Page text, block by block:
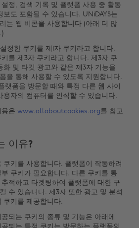
정, 검색 기록 및 플랫폼 사용 중 활동
보도 포함될 수 있습니다. UNiDAYS는
는 웹 비콘을 사용합니다 (아래 더 많
정한 쿠키를 제1자 쿠키라고 합니다.
를 제3자 쿠키라고 합니다. 제3자 쿠
화 및 타깃 광고와 같은 제3자 기능을
을 통해 사용할 수 있도록 지원합니다.
랫폼을 방문할 때와 특정 다른 웹 사이
용자의 컴퓨터를 인식할 수 있습니다.
은 www.allaboutcookies.org를 참고
이유?
쿠키를 사용합니다. 플랫폼이 작동하려
쿠키가 필요합니다. 다른 쿠키를 통
적하고 타겟팅하여 플랫폼에 대한 구
수 있습니다. 제3자 또한 광고 및 분석
쿠키를 제공합니다.
되는 쿠키의 종류 및 기능은 아래에